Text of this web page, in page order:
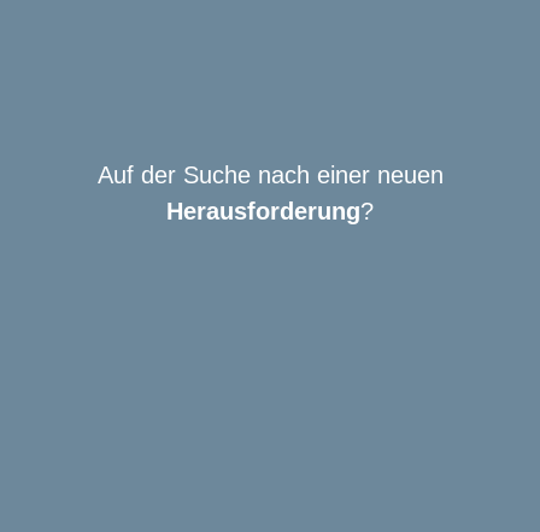
Auf der Suche nach einer neuen
Herausforderung?